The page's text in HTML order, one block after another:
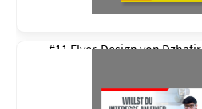
#11 Flyer-Design vonDzhafir